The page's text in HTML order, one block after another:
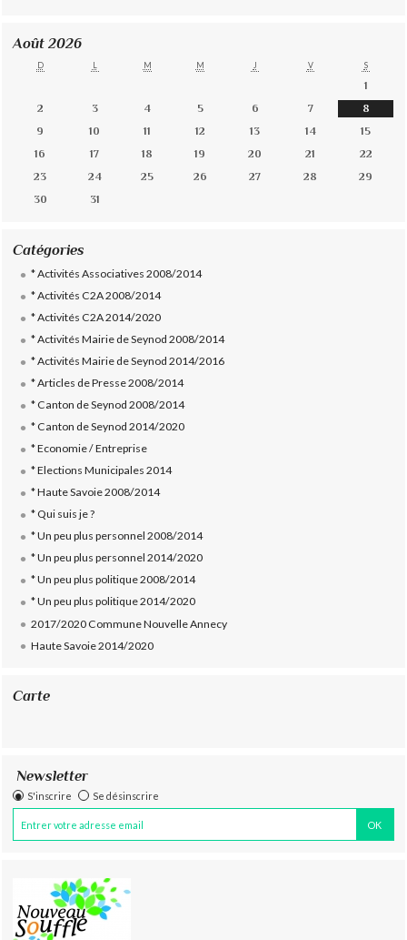
Août 2026
D L M M J V S
1
2
3 4 5 6 7
8
9
10 11 12 13 14
15
16
17 18 19 20 21
22
23
24 25 26 27 28
29
30
31
Catégories
* Activités Associatives 2008/2014
* Activités C2A 2008/2014
* Activités C2A 2014/2020
* Activités Mairie de Seynod 2008/2014
* Activités Mairie de Seynod 2014/2016
* Articles de Presse 2008/2014
* Canton de Seynod 2008/2014
* Canton de Seynod 2014/2020
* Economie / Entreprise
* Elections Municipales 2014
* Haute Savoie 2008/2014
* Qui suis je ?
* Un peu plus personnel 2008/2014
* Un peu plus personnel 2014/2020
* Un peu plus politique 2008/2014
* Un peu plus politique 2014/2020
2017/2020 Commune Nouvelle Annecy
Haute Savoie 2014/2020
Carte
Newsletter
S'inscrire Se désinscrire